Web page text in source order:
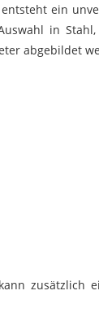
ein
in
abgebildet